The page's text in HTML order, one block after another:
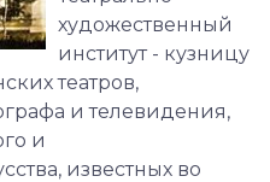
художественный
институт - кузницу
театров,
и телевидения,
и
известных во